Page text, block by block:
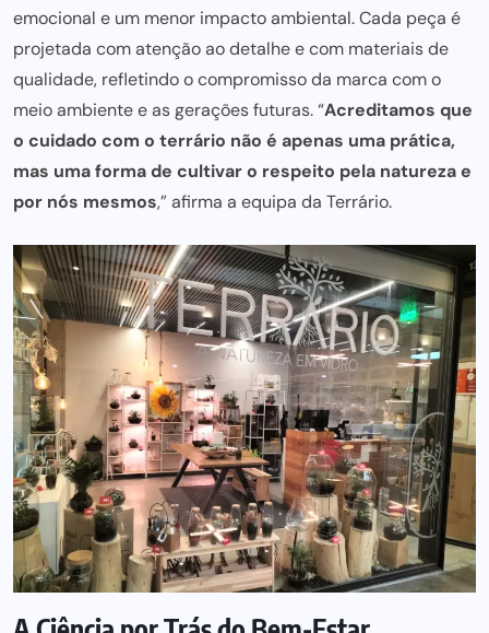
emocional e um menor impacto ambiental. Cada peça é
projetada com atenção ao detalhe e com materiais de
qualidade, refletindo o compromisso da marca com o
meio ambiente e as gerações futuras. “Acreditamos que
o cuidado com o terrário não é apenas uma prática,
mas uma forma de cultivar o respeito pela natureza e
por nós mesmos,” afirma a equipa da Terrário.